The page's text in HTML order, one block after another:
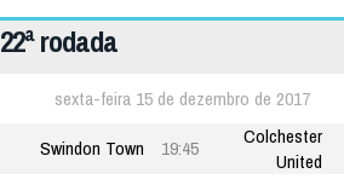
22ª rodada
sexta-feira 15 de dezembro de 2017
Swindon Town
19:45
Colchester
United